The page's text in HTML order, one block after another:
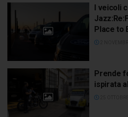
I veicoli
Place to
Prende
ispirata